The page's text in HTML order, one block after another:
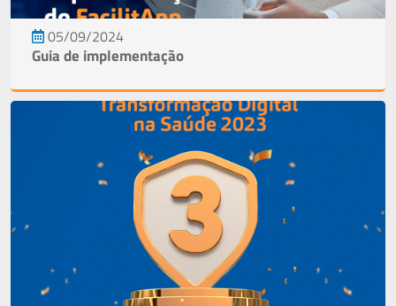
05/09/2024
Guia de implementação